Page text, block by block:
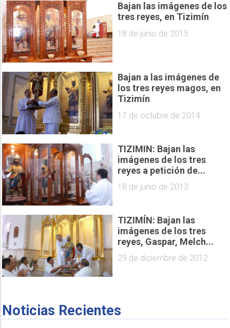
Bajan las imágenes de los
tres reyes, en Tizimín
18 de junio de 2015
Bajan a las imágenes de
los tres reyes magos, en
Tizimín
17 de octubre de 2014
TIZIMIN: Bajan las
imágenes de los tres
reyes a petición de...
18 de junio de 2013
TIZIMÍN: Bajan las
imágenes de los tres
reyes, Gaspar, Melch...
29 de diciembre de 2012
Noticias Recientes